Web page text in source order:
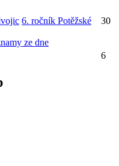
6. ročník Potěžské
ze dne
30
6